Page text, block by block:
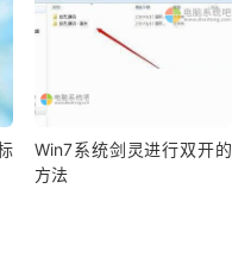
Win7系统剑灵进行双开的
方法